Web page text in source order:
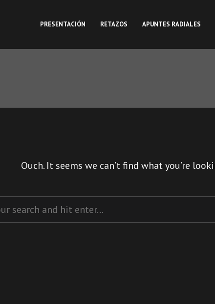
PRESENTACIÓN RETAZOS APUNTES RADIALES
Ouch. It seems we can’t find what you’re